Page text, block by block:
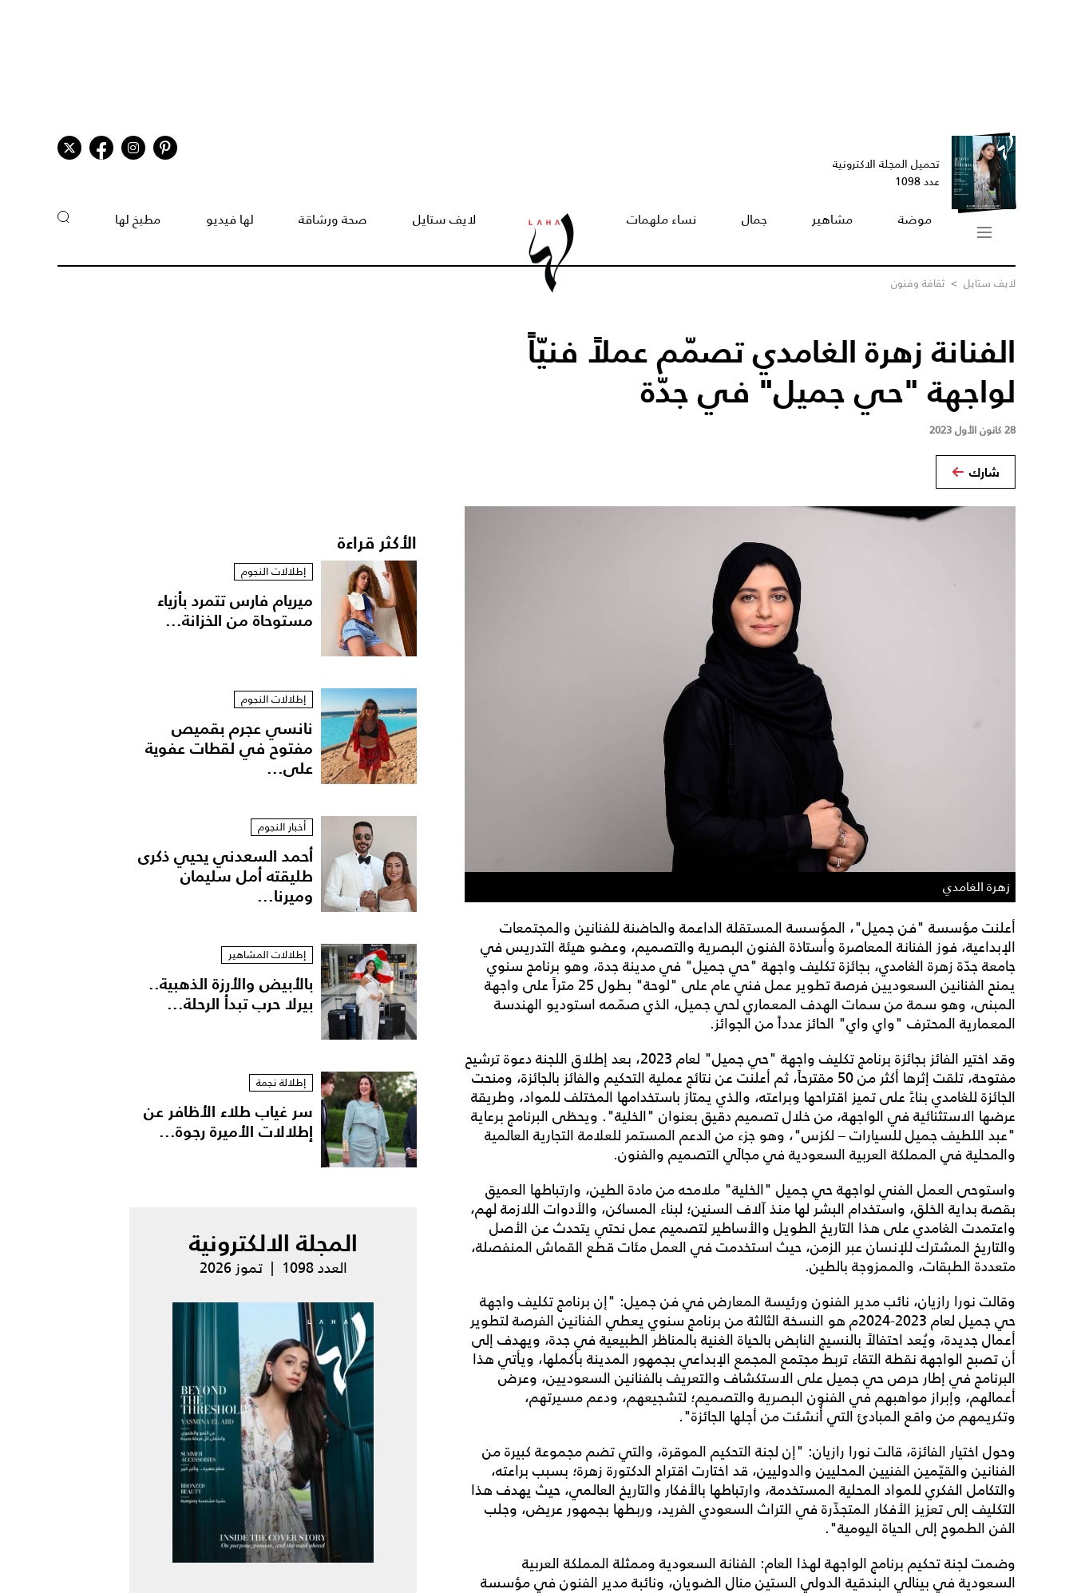
تحميل المجلة الاكترونية
عدد 1098
موضة مشاهير جمال نساء ملهمات لايف ستايل صحة ورشاقة لها فيديو مطبخ لها
لايف ستايل > ثقافة وفنون
الفنانة زهرة الغامدي تصمّم عملاً فنيّاً
لواجهة "حي جميل" في جدّة
28 كانون الأول 2023
شارك
زهرة الغامدي
أعلنت مؤسسة "فن جميل"، المؤسسة المستقلة الداعمة والحاضنة للفنانين والمجتمعات
الإبداعية، فوز الفنانة المعاصرة وأستاذة الفنون البصرية والتصميم، وعضو هيئة التدريس في
جامعة جدّة زهرة الغامدي، بجائزة تكليف واجهة "حي جميل" في مدينة جدة، وهو برنامج سنوي
يمنح الفنانين السعوديين فرصة تطوير عمل فني عام على "لوحة" بطول 25 متراً على واجهة
المبنى، وهو سمة من سمات الهدف المعماري لحي جميل، الذي صمّمه استوديو الهندسة
المعمارية المحترف "واي واي" الحائز عدداً من الجوائز.
وقد اختير الفائز بجائزة برنامج تكليف واجهة "حي جميل" لعام 2023، بعد إطلاق اللجنة دعوة ترشيح
مفتوحة، تلقت إثرها أكثر من 50 مقترحاً، ثم أعلنت عن نتائج عملية التحكيم والفائز بالجائزة، ومنحت
الجائزة للغامدي بناءً على تميز اقتراحها وبراعته، والذي يمتاز باستخدامها المختلف للمواد، وطريقة
عرضها الاستثنائية في الواجهة، من خلال تصميم دقيق بعنوان "الخلية". ويحظى البرنامج برعاية
"عبد اللطيف جميل للسيارات – لكزس"، وهو جزء من الدعم المستمر للعلامة التجارية العالمية
والمحلية في المملكة العربية السعودية في مجالَي التصميم والفنون.
واستوحى العمل الفني لواجهة حي جميل "الخلية" ملامحه من مادة الطين، وارتباطها العميق
بقصة بداية الخلق، واستخدام البشر لها منذ آلاف السنين؛ لبناء المساكن، والأدوات اللازمة لهم،
واعتمدت الغامدي على هذا التاريخ الطويل والأساطير لتصميم عمل نحتي يتحدث عن الأصل
والتاريخ المشترك للإنسان عبر الزمن، حيث استخدمت في العمل مئات قطع القماش المنفصلة،
متعددة الطبقات، والممزوجة بالطين.
وقالت نورا رازيان، نائب مدير الفنون ورئيسة المعارض في فن جميل: "إن برنامج تكليف واجهة
حي جميل لعام 2023-2024م هو النسخة الثالثة من برنامج سنوي يعطي الفنانين الفرصة لتطوير
أعمال جديدة، ويُعد احتفالاً بالنسيج النابض بالحياة الغنية بالمناظر الطبيعية في جدة، ويهدف إلى
أن تصبح الواجهة نقطة التقاء تربط مجتمع المجمع الإبداعي بجمهور المدينة بأكملها، ويأتي هذا
البرنامج في إطار حرص حي جميل على الاستكشاف والتعريف بالفنانين السعوديين، وعرض
أعمالهم، وإبراز مواهبهم في الفنون البصرية والتصميم؛ لتشجيعهم، ودعم مسيرتهم،
وتكريمهم من واقع المبادئ التي أُنشئت من أجلها الجائزة".
وحول اختيار الفائزة، قالت نورا رازيان: "إن لجنة التحكيم الموقرة، والتي تضم مجموعة كبيرة من
الفنانين والقيّمين الفنيين المحليين والدوليين، قد اختارت اقتراح الدكتورة زهرة؛ بسبب براعته،
والتكامل الفكري للمواد المحلية المستخدمة، وارتباطها بالأفكار والتاريخ العالمي، حيث يهدف هذا
التكليف إلى تعزيز الأفكار المتجذّرة في التراث السعودي الفريد، وربطها بجمهور عريض، وجلب
الفن الطموح إلى الحياة اليومية".
وضمت لجنة تحكيم برنامج الواجهة لهذا العام: الفنانة السعودية وممثلة المملكة العربية
السعودية في بينالي البندقية الدولي الستين منال الضويان، ونائبة مدير الفنون في مؤسسة
الأكثر قراءة
إطلالات النجوم
ميريام فارس تتمرد بأزياء
مستوحاة من الخزانة...
إطلالات النجوم
نانسي عجرم بقميص
مفتوح في لقطات عفوية
على...
أخبار النجوم
أحمد السعدني يحيي ذكرى
طليقته أمل سليمان
وميرنا...
إطلالات المشاهير
بالأبيض والأرزة الذهبية..
بيرلا حرب تبدأ الرحلة...
إطلالة نجمة
سر غياب طلاء الأظافر عن
إطلالات الأميرة رجوة...
المجلة الالكترونية
العدد 1098 | تموز 2026